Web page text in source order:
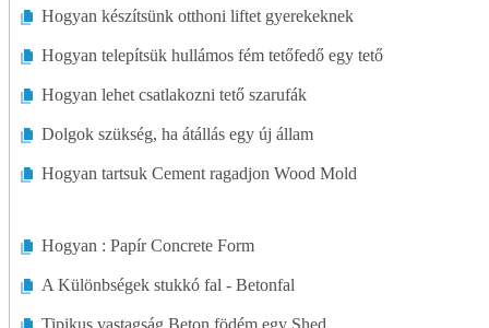
Építőanyagok és Kellékek
Szőnyeg
Mennyezetek
Energiahatékony Otthonok
Hogyan készítsünk otthoni liftet gyerekeknek
Hogyan telepítsük hullámos fém tetőfedő egy tető
Hogyan lehet csatlakozni tető szarufák
Dolgok szükség, ha átállás egy új állam
Hogyan tartsuk Cement ragadjon Wood Mold
Hogyan : Papír Concrete Form
A Különbségek stukkó fal - Betonfal
Tipikus vastagság Beton födém egy Shed